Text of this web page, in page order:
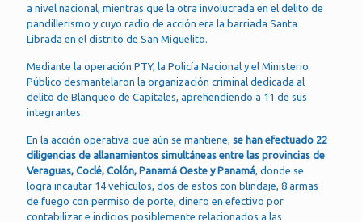
a nivel nacional, mientras que la otra involucrada en el delito de
pandillerismo y cuyo radio de acción era la barriada Santa
Librada en el distrito de San Miguelito.
Mediante la operación PTY, la Policía Nacional y el Ministerio
Público desmantelaron la organización criminal dedicada al
delito de Blanqueo de Capitales, aprehendiendo a 11 de sus
integrantes.
En la acción operativa que aún se mantiene, se han efectuado 22
diligencias de allanamientos simultáneas entre las provincias de
Veraguas, Coclé, Colón, Panamá Oeste y Panamá, donde se
logra incautar 14 vehículos, dos de estos con blindaje, 8 armas
de fuego con permiso de porte, dinero en efectivo por
contabilizar e indicios posiblemente relacionados a las